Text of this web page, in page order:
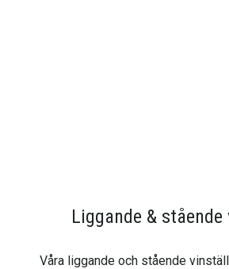
Liggande & stående
Våra liggande och stående